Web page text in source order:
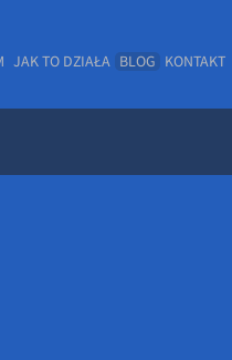
JAK TO DZIAŁA BLOG KONTAKT